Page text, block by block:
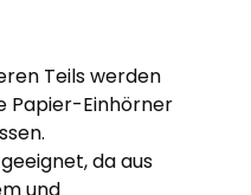
Teils werden
Papier-Einhörner
da aus